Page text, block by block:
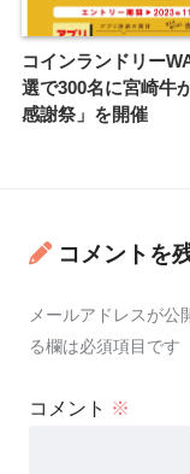
コインランドリー
選で300名に宮崎牛
感謝祭」を開催
コメントを
メールアドレスが公
る欄は必須項目です
コメント ※